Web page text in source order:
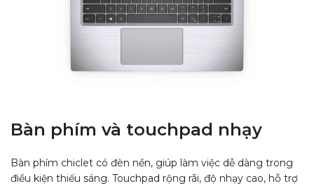
Bàn phím và touchpad nhạy
Bàn phím chiclet có đèn nền, giúp làm việc dễ dàng trong
điều kiện thiếu sáng. Touchpad rộng rãi, độ nhạy cao, hỗ trợ